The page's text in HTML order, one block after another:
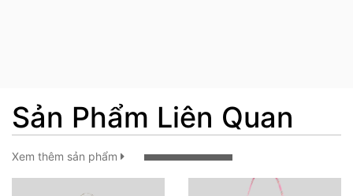
Sản Phẩm Liên Quan
Xem thêm sản phẩm